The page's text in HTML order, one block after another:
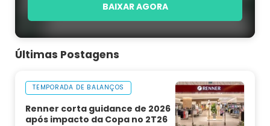
BAIXAR AGORA
Últimas Postagens
TEMPORADA DE BALANÇOS
Renner corta guidance de 2026
após impacto da Copa no 2T26